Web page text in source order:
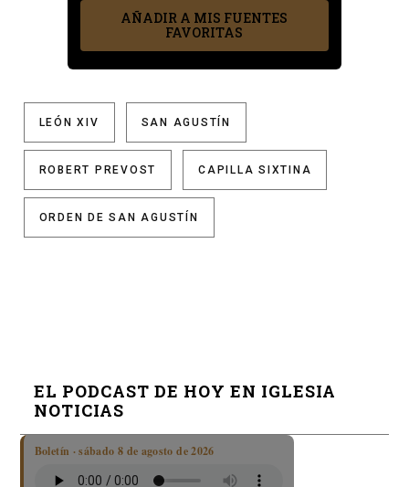
AÑADIR A MIS FUENTES
FAVORITAS
LEÓN XIV SAN AGUSTÍN
ROBERT PREVOST CAPILLA SIXTINA
ORDEN DE SAN AGUSTÍN
EL PODCAST DE HOY EN IGLESIA
NOTICIAS
Boletín · sábado 8 de agosto de 2026